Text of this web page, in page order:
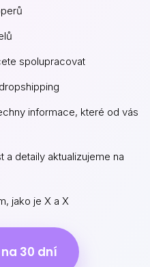
spolupracovat
informace, které od vás
a detaily aktualizujeme na
jako je X a X
30 dní